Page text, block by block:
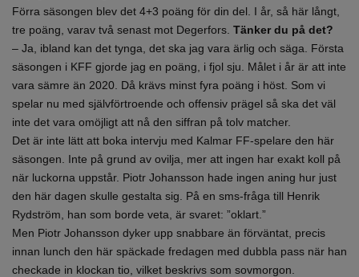
Förra säsongen blev det 4+3 poäng för din del. I år, så här långt,
tre poäng, varav två senast mot Degerfors. Tänker du på det?
– Ja, ibland kan det tynga, det ska jag vara ärlig och säga. Första
säsongen i KFF gjorde jag en poäng, i fjol sju. Målet i år är att inte
vara sämre än 2020. Då krävs minst fyra poäng i höst. Som vi
spelar nu med självförtroende och offensiv prägel så ska det väl
inte det vara omöjligt att nå den siffran på tolv matcher.
Det är inte lätt att boka intervju med Kalmar FF-spelare den här
säsongen. Inte på grund av ovilja, mer att ingen har exakt koll på
när luckorna uppstår. Piotr Johansson hade ingen aning hur just
den här dagen skulle gestalta sig. På en sms-fråga till Henrik
Rydström, han som borde veta, är svaret: ”oklart.”
Men Piotr Johansson dyker upp snabbare än förväntat, precis
innan lunch den här späckade fredagen med dubbla pass när han
checkade in klockan tio, vilket beskrivs som sovmorgon.